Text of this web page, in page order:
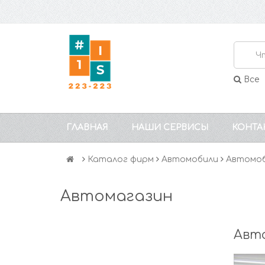
Все
ГЛАВНАЯ НАШИ СЕРВИСЫ
Каталог фирм Автомобили
Автомагазин